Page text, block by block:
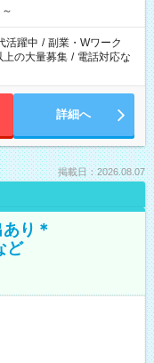
活躍中 / 副業・Wワーク
上の大量募集 / 電話対応な
詳細へ
掲載日：2026.08.07
り＊
ど